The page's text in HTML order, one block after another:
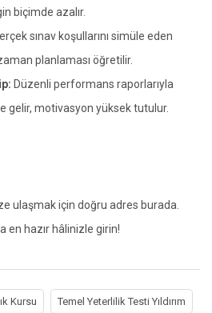
biçimde azalır.
sınav koşullarını simüle eden
planlaması öğretilir.
Düzenli performans raporlarıyla
gelir, motivasyon yüksek tutulur.
ulaşmak için doğru adres burada.
en hazır hâlinizle girin!
Kursu Temel Yeterlilik Testi Yıldırım